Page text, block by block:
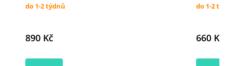
do 1-2 týdnů
890 Kč
do 1-2
660 Kč